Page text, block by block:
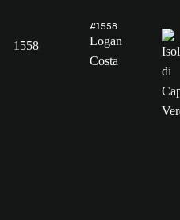
1558
#1558
Logan
Costa